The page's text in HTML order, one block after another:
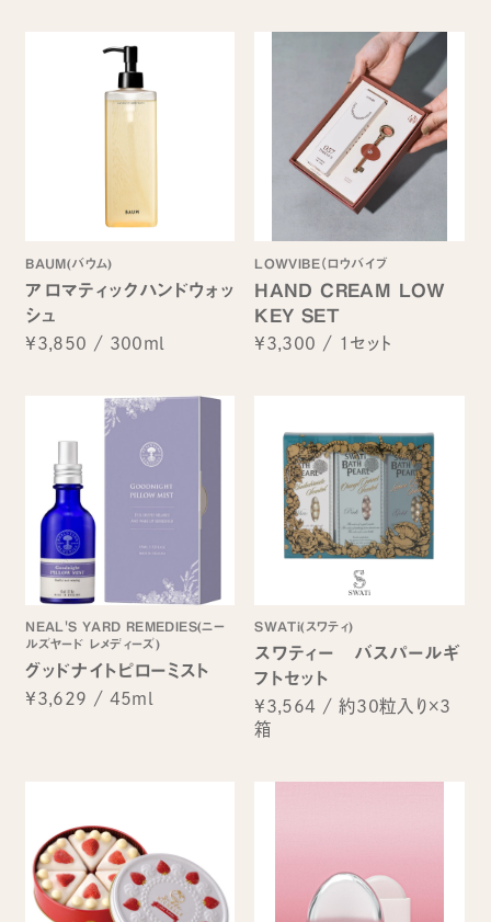
BAUM(バウム)
アロマティックハンドウォッ
シュ
¥3,850 / 300ml
LOWVIBE（ロウバイブ
HAND CREAM LOW
KEY SET
¥3,300 / 1セット
NEAL'S YARD REMEDIES(ニー
ルズヤード レメディーズ)
グッドナイトピローミスト
¥3,629 / 45ml
SWATi(スワティ)
スワティー バスパールギ
フトセット
¥3,564 / 約30粒入り×3
箱